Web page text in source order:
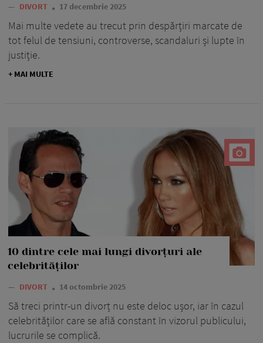
— DIVORT 17 decembrie 2025
Mai multe vedete au trecut prin despărțiri marcate de
tot felul de tensiuni, controverse, scandaluri și lupte în
justiție.
+ MAI MULTE
10 dintre cele mai lungi divorțuri ale
celebrităților
— DIVORT 14 octombrie 2025
Să treci printr-un divorț nu este deloc ușor, iar în cazul
celebrităților care se află constant în vizorul publicului,
lucrurile se complică.